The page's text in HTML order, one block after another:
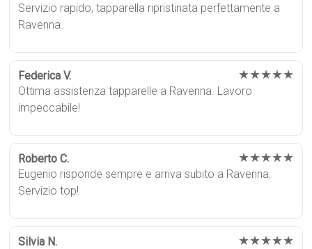
Servizio rapido, tapparella ripristinata perfettamente a
Ravenna.
Federica V. ★★★★★
Ottima assistenza tapparelle a Ravenna. Lavoro
impeccabile!
Roberto C. ★★★★★
Eugenio risponde sempre e arriva subito a Ravenna.
Servizio top!
Silvia N. ★★★★★